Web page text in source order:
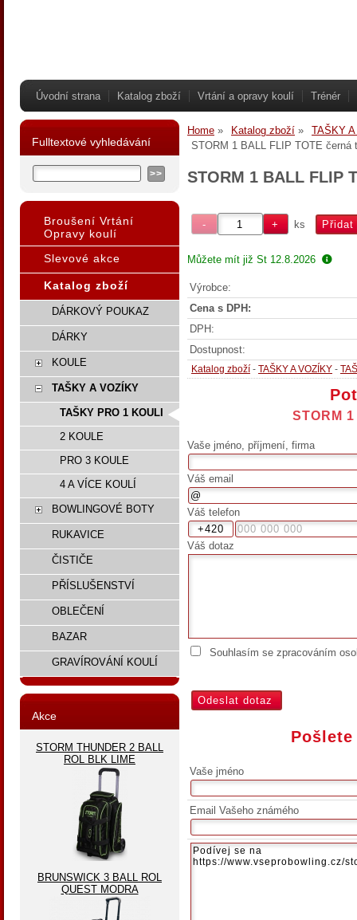
Úvodní strana Katalog zboží Vrtání a opravy koulí Trénér
Home Katalog zboží
TAŠKY
STORM 1 BALL FLIP TOTE černá
STORM 1 BALL FLIP
ks
Můžete mít již St 12.8.2026
Výrobce:
Cena s DPH:
DPH:
Dostupnost:
Katalog zboží - TAŠKY A VOZÍKY -
STORM
Vaše jméno, příjmení, firma
Váš email
Váš telefon
Váš dotaz
Souhlasím se zpracováním
Vaše jméno
Email Vašeho známého
Fulltextové vyhledávání
Broušení Vrtání
Opravy koulí
Slevové akce
Katalog zboží
DÁRKOVÝ POUKAZ
DÁRKY
KOULE
TAŠKY A VOZÍKY
TAŠKY PRO 1 KOULI
2 KOULE
PRO 3 KOULE
4 A VÍCE KOULÍ
BOWLINGOVÉ BOTY
RUKAVICE
ČISTIČE
PŘÍSLUŠENSTVÍ
OBLEČENÍ
BAZAR
GRAVÍROVÁNÍ KOULÍ
Akce
STORM THUNDER 2 BALL
ROL BLK LIME
BRUNSWICK 3 BALL ROL
QUEST MODRA